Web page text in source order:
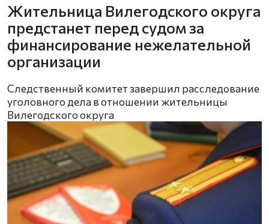
Жительница Вилегодского округа
предстанет перед судом за
финансирование нежелательной
организации
Следственный комитет завершил расследование
уголовного дела в отношении жительницы
Вилегодского округа